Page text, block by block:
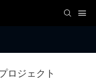
ロジェクト